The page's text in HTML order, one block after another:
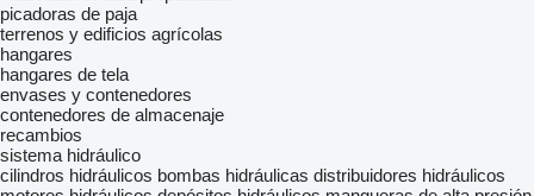
picadoras de paja
terrenos y edificios agrícolas
hangares
hangares de tela
envases y contenedores
contenedores de almacenaje
recambios
sistema hidráulico
cilindros hidráulicos bombas hidráulicas distribuidores hidráulicos